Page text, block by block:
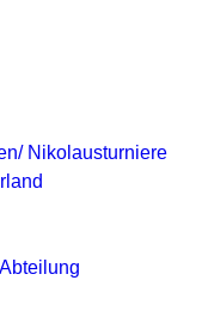
Nikolausturniere